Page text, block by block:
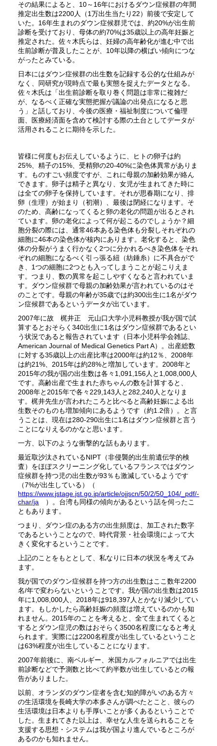
その結果によると、10～16年におけるダウン症候群の年間
推定出生数は2200人（1万出生当たり22）前後で安定して
いた。16年生まれのダウン症候群児では、約20%が出生前
診断を受けており、母体の約70%は35歳以上の高年妊娠と
推定された。佐々木氏らは、妊婦の高年齢化が進む中で出
生前診断が普及したことが、10年以降の横ばい傾向につな
がったとみている。
日本にはダウン症候群の出生数を記録する公的な仕組みが
なく、同研究が現時点で最も実態を捉えたデータとなる。
佐々木氏は「出生前診断を取り巻く問題は非常に複雑だ
が、なるべく正確な実態把握が議論の出発点になると思
う」と話しており、今後の医療・福祉制度について倫理
面、医療経済面を含めて検討する際の土台としてデータが
活用されることに期待を示した。
皆様に何度もお伝えしているように、ヒトの卵子は約
25%、精子の15%、受精卵の20-40%に染色体異常がありま
す。ものすごい頻度ですが、これに母親の加齢効果が絡ん
できます。卵子は精子と異なり、女児が生まれてきた時に
は全ての卵子を保持しています。それが思春期になり、排
卵（生理）が始まり（初潮）、最後は閉経になります。そ
のため、高齢になってくると卵の老化の問題が出るとされ
ています。卵の老化によって何が起こるのでしょうか？細
胞分裂の際には、通常46本ある染色体も分裂しそれぞれの
細胞に46本の染色体が核内にあります。老化すると、染色
体の分裂がうまく行かなく2つに分かれるべき染色体をそれ
ぞれの細胞になるべく引っ張る紐（紡錘糸）に不具合がで
き、1つの細胞に2つとも入ってしまうことが起こりえま
す。つまり、数の異常を起こしやすくなると言われていま
す。ダウン症候群で母親の加齢効果が言われているのはそ
のことです。母親の年齢が35歳では約300出生に1名がダウ
ン症候群であるというデータが出ています。
2007年に故 梶井正 元山口大学小児科教授が我が国で試
算するとおそらく340出生に1名はダウン症候群であるとい
う状況であると報告されています（日本小児科学会雑誌、
American Journal of Medical Genetics Part A）。出産総数
に対する35歳以上の出産比率は2000年は約12％、2008年
は約21%、2015年は約28%と増加しています。2008年と
2015年の我が国の出生数は各々1,091,156人と1,008,000人
です。高齢出産で生まれた赤ちゃんの数を計算すると、
2008年と2015年で各々229,143人と282,240人となりま
す。梶井先生が言われたころと比べると高齢妊娠による出
生数そのものも増加傾向にあるようです（約1.2倍）。と言
うことは、現在は280-290出生に1名はダウン症候群と言う
ことになりえるのかなと思います。
一方、以下のような衝撃的な話もあります。
最近取沙汰されているNIPT（非侵襲的出生前遺伝学的検
査）をほぼスクリーニング化しているフランスではダウン
症候群を持つ児の出生数が93％も激減しているようです
（7%が出生している）（
https://www.jstage.jst.go.jp/article/ojjscn/50/2/50_104/_pdf/-
char/ja ）。台湾も同様の傾向があるという話を伺ったこ
ともあります。
つまり、ダウン症のある方の出生頻度は、加工された数字
であるということなので、時代背景・社会環境によって大
きく変化するということです。
上記のことをもととして、私なりに日本の状況を考えてみ
ます。
我が国でのダウン症候群を持つ方の出生数はここ数年2200
名/年で変わらないということです。我が国の出生数は2015
年に1,008,000人、2018年は918,397人とかなり減少してい
ます。もしかしたら高齢妊娠の頻度は増えているのかも知
れません。2015年のことを考えると、全て生まれてくると
するとダウン症児の数はおそらく3500名程度になると考え
られます。実際には2200名程度が出生しているということ
は63%程度が出生していることになります。
2007年前後に、南ベルギー、米国カルフォルニアでは出生
前診断などで予測数と比べて約半数が出生しているとの報
告がありました。
以前、オランダのダウン症者を含む知的障がいのある方々
の生活環境を長崎大学の本多さんが調べたとこと、彼らの
生活環境は日本よりも手厚いことが多くあるということで
した。生まれてきた以上は、幸せな人生を送られることを
支援する思想・システムは我が国より進んでいるところが
あるのかも知れません。